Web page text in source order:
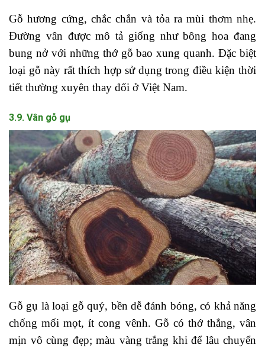
Gỗ hương cứng, chắc chắn và tỏa ra mùi thơm nhẹ.
Đường vân được mô tả giống như bông hoa đang
bung nở với những thớ gỗ bao xung quanh. Đặc biệt
loại gỗ này rất thích hợp sử dụng trong điều kiện thời
tiết thường xuyên thay đổi ở Việt Nam.
3.9. Vân gỗ gụ
Gỗ gụ là loại gỗ quý, bền dễ đánh bóng, có khả năng
chống mối mọt, ít cong vênh. Gỗ có thớ thẳng, vân
mịn vô cùng đẹp; màu vàng trắng khi để lâu chuyển